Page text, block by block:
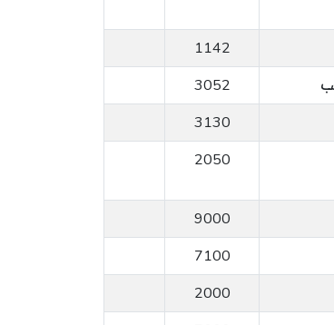
1142
3052
3130
2050
9000
7100
2000